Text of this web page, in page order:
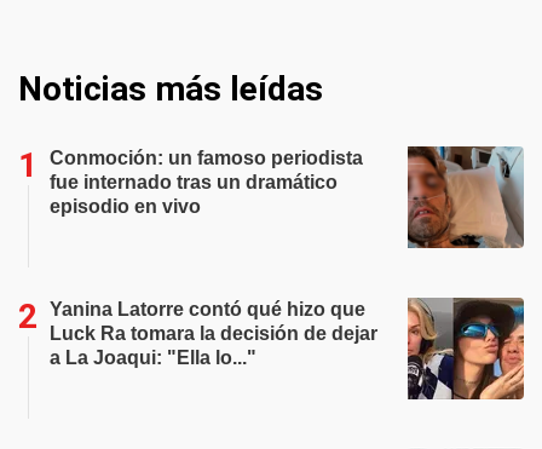
Noticias más leídas
Conmoción: un famoso periodista
fue internado tras un dramático
episodio en vivo
Yanina Latorre contó qué hizo que
Luck Ra tomara la decisión de dejar
a La Joaqui: "Ella lo..."